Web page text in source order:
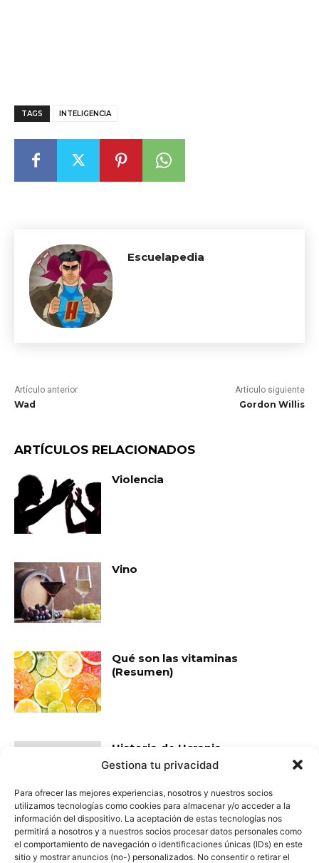
Gestiona tu privacidad
Para ofrecer las mejores experiencias, nosotros y nuestros socios
utilizamos tecnologías como cookies para almacenar y/o acceder a la
información del dispositivo. La aceptación de estas tecnologías nos
permitirá a nosotros y a nuestros socios procesar datos personales como
el comportamiento de navegación o identificaciones únicas (IDs) en este
sitio y mostrar anuncios (no-) personalizados. No consentir o retirar el
TAGS INTELIGENCIA
Escuelapedia
Artículo anterior
Wad
Artículo siguiente
Gordon Willis
ARTÍCULOS RELACIONADOS
Violencia
Vino
Qué son las vitaminas
(Resumen)
Historia de Ucrania
- Publicidad -